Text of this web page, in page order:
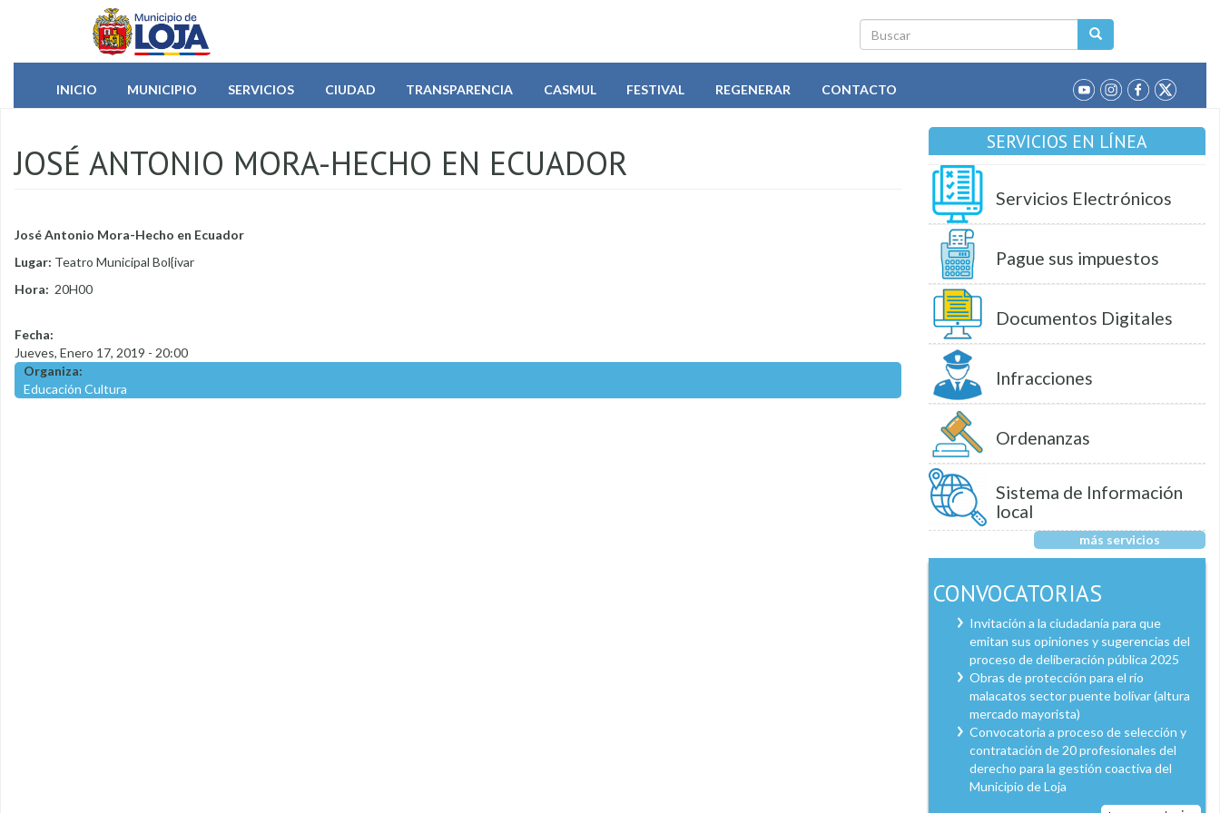
Pasar al contenido principal
Buscar
INICIO
MUNICIPIO SERVICIOS CIUDAD TRANSPARENCIA CASMUL FESTIVAL REGENERAR CONTACTO
JOSÉ ANTONIO MORA-HECHO EN ECUADOR
José Antonio Mora-Hecho en Ecuador
Lugar: Teatro Municipal Bol{ivar
Hora: 20H00
Fecha:
Jueves, Enero 17, 2019 - 20:00
Organiza:
Educación Cultura
SERVICIOS EN LÍNEA
Servicios Electrónicos
Pague sus impuestos
Documentos Digitales
Infracciones
Ordenanzas
Sistema de Información
local
más servicios
CONVOCATORIAS
Invitación a la ciudadanía para que
emitan sus opiniones y sugerencias del
proceso de deliberación pública 2025
Obras de protección para el río
malacatos sector puente bolívar (altura
mercado mayorista)
Convocatoria a proceso de selección y
contratación de 20 profesionales del
derecho para la gestión coactiva del
Municipio de Loja